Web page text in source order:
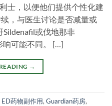
士，以便他们提供个性化建
，与医生讨论是否减量或
Sildenafil或伐地那非
响可能不同。 […]
→
ED药物副作用, Guardian药房,